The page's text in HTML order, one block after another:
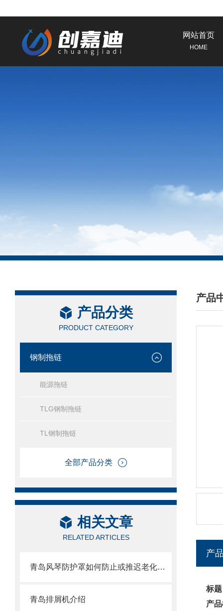
网站首页
HOME
产品分类
PRODUCT CATEGORY
钢制拖链
能源拖链
TLG钢制拖链
TL钢制拖链
全部产品分类
相关文章
RELATED ARTICLES
青岛风琴防护罩如何防止或推迟老化，两方面工作要做好
青岛排屑机介绍
产品
/
产
标
产